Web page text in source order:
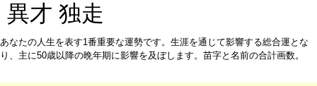
異才 独走
あなたの人生を表す1番重要な運勢です。生涯を通じて影響する総合運とな
り、主に50歳以降の晩年期に影響を及ぼします。苗字と名前の合計画数。